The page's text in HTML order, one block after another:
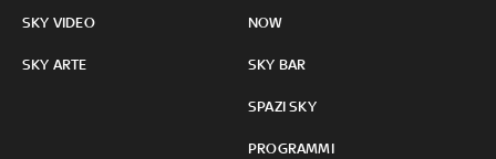
SKY VIDEO
SKY ARTE
NOW
SKY BAR
SPAZI SKY
PROGRAMMI